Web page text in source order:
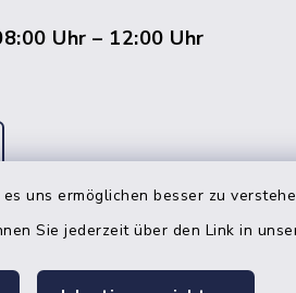
uns ermöglichen besser zu
Sie jederzeit über den Link in
Uhr – 12:00 Uhr
finden aber online
Sie uns gerne unter der